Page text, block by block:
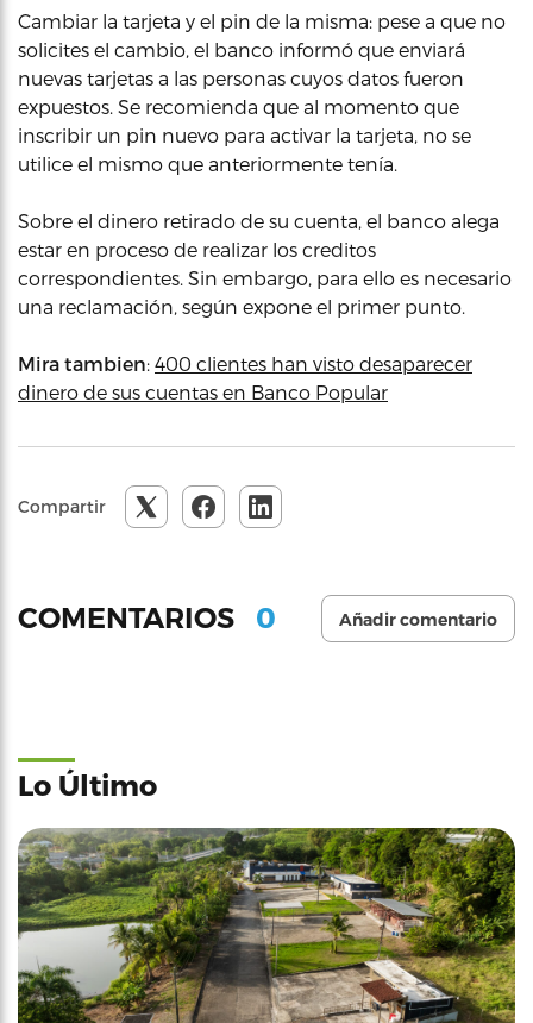
Cambiar la tarjeta y el pin de la misma: pese a que no
solicites el cambio, el banco informó que enviará
nuevas tarjetas a las personas cuyos datos fueron
expuestos. Se recomienda que al momento que
inscribir un pin nuevo para activar la tarjeta, no se
utilice el mismo que anteriormente tenía.
Sobre el dinero retirado de su cuenta, el banco alega
estar en proceso de realizar los creditos
correspondientes. Sin embargo, para ello es necesario
una reclamación, según expone el primer punto.
Mira tambien: 400 clientes han visto desaparecer
dinero de sus cuentas en Banco Popular
Compartir
COMENTARIOS 0 Añadir comentario
Lo Último